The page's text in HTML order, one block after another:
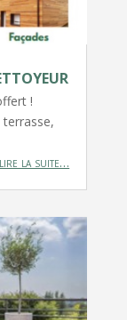
!
lire la suite…